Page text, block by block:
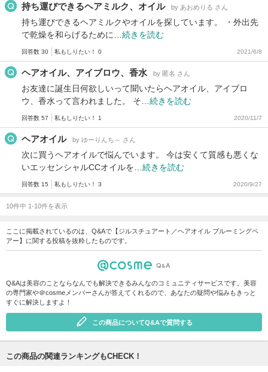
持ち運びできるヘアミルク、オイル by あおめりる さん
持ち運びできるヘアミルクやオイルを探しています。 ・外出先
で乾燥を和らげるために… 続きを読む
回答数 30 私もしりたい！ 0 2021/6/8
ヘアオイル、アイブロウ、香水 by 匿名 さん
お友達に誕生日何欲しいって聞いたらヘアオイル、アイブロ
ウ、香水って言われました。 そ… 続きを読む
回答数 57 私もしりたい！ 1 2020/11/7
ヘアオイル by ゆーりんち～ さん
次に買うヘアオイルで悩んでいます。 今は安くて質感も悪くな
いエッセンシャルCCオイルを… 続きを読む
回答数 15 私もしりたい！ 3 2020/9/27
10件中 1-10件を表示
ここに掲載されているのは、Q&Aで【ジルスチュアート／ヘアオイル ブルーミングペ
アー】に関する投稿を抜粋したものです。
Q&Aは美容のことならなんでも解決できるみんなのコミュニティサービスです。美容
の専門家や＠cosmeメンバーさんが答えてくれるので、あなたの疑問や悩みもきっと
すぐに解決しますよ！
この商品についてQ&Aで質問する
この商品の関連ランキングもCHECK！